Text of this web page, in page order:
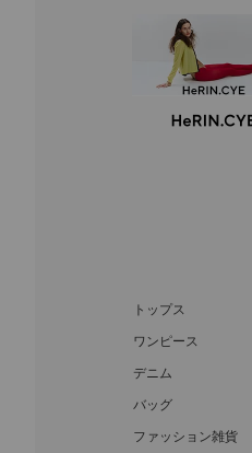
トップス
ワンピース
デニム
バッグ
ファッション雑貨